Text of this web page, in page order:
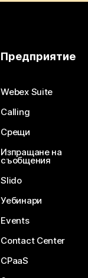
Предприятие
Webex Suite
Calling
Срещи
Изпращане на
съобщения
Slido
Уебинари
Events
Contact Center
CPaaS